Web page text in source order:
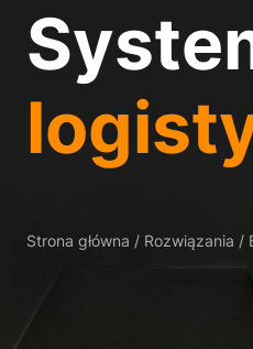
Strona główna / Rozwiązania /